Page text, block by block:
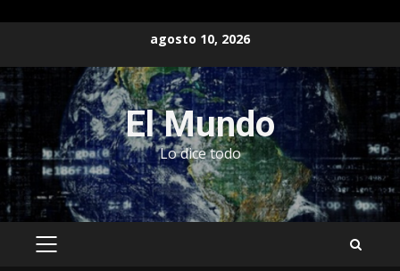
contenido
agosto 10, 2026
El Mundo
Lo dice todo
MENÚ